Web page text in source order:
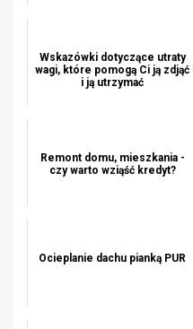
Wskazówki dotyczące utraty
wagi, które pomogą Ci ją zdjąć
i ją utrzymać
Remont domu, mieszkania -
czy warto wziąść kredyt?
Ocieplanie dachu pianką PUR